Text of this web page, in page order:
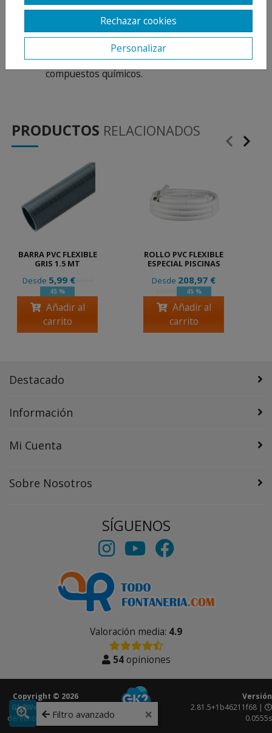
Manguera de nivel también ideal para usar en
Su transparencia permite visualizar la
circulación del fluido.
Resistente a la abrasión y a numerosos
compuestos químicos.
PRODUCTOS RELACIONADOS
BARRA PVC FLEXIBLE
GRIS 1.5 MT
Desde 5,99 €10,89 €
45 %
Añadir al
carrito
ROLLO PVC FLEXIBLE
ESPECIAL PISCINAS
Desde 208,97 €
45 %
Añadir al
carrito
Destacado
Información
Mi Cuenta
Sobre Nosotros
SÍGUENOS
Valoración media: 4.9
54opiniones
Copyright © 2026
Gk2Web
derechos reservados.
Versión
2.81.5+1b46211f68 |
0.0555s
Filtro avanzado ×
Rechazar cookies
Personalizar